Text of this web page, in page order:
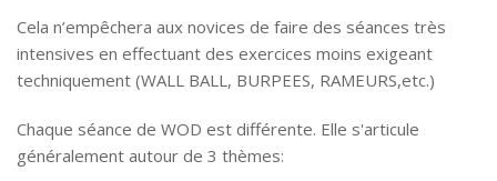
Cela n’empêchera aux novices de faire des séances très
intensives en effectuant des exercices moins exigeant
techniquement (WALL BALL, BURPEES, RAMEURS,etc.)
Chaque séance de WOD est différente. Elle s'articule
généralement autour de 3 thèmes: